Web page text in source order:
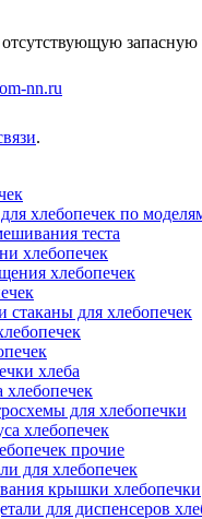
запасную
nn.ru
.
хлебопечек по
теста
хлебопечек
хлебопечек
для хлебопечек
хлеба
для хлебопечки
хлебопечек
прочие
для хлебопечек
крышки хлебопечки
для диспенсеров